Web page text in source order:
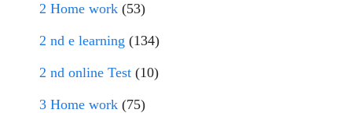
2 Home work (53)
2 nd e learning (134)
2 nd online Test (10)
3 Home work (75)